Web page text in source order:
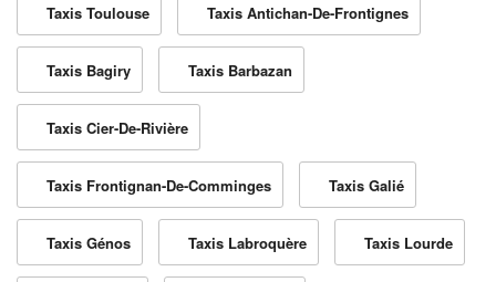
Taxis Toulouse Taxis Antichan-De-Frontignes
Taxis Bagiry Taxis Barbazan
Taxis Cier-De-Rivière
Taxis Frontignan-De-Comminges Taxis Galié
Taxis Génos Taxis Labroquère Taxis Lourde